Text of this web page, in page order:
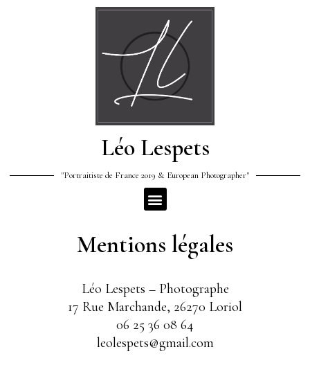
Léo Lespets
"Portraitiste de France 2019 & European Photographer"
Mentions légales
Léo Lespets – Photographe
17 Rue Marchande, 26270 Loriol
06 25 36 08 64
leolespets@gmail.com